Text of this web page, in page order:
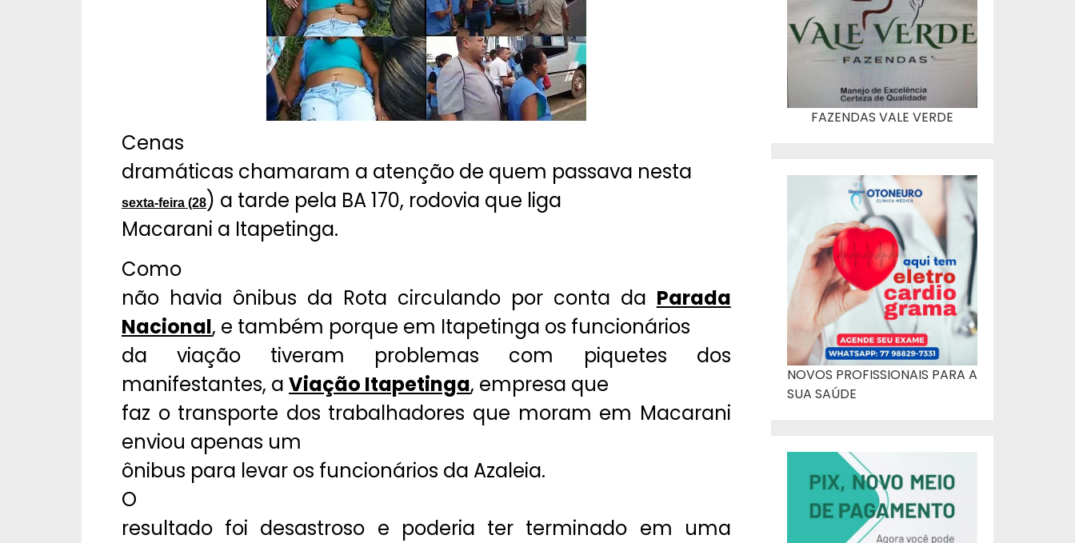
Cenas
dramáticas chamaram a atenção de quem passava nesta
sexta-feira (28) a tarde pela BA 170, rodovia que liga
Macarani a Itapetinga.
Como
não havia ônibus da Rota circulando por conta da Parada
Nacional, e também porque em Itapetinga os funcionários
da viação tiveram problemas com piquetes dos
manifestantes, a Viação Itapetinga, empresa que
faz o transporte dos trabalhadores que moram em Macarani
enviou apenas um
ônibus para levar os funcionários da Azaleia.
O
resultado foi desastroso e poderia ter terminado em uma
FAZENDAS VALE VERDE
NOVOS PROFISSIONAIS PARA A
SUA SAÚDE